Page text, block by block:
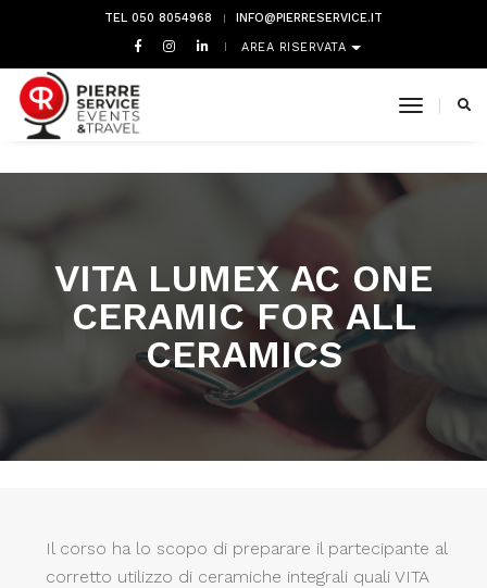
TEL 050 8054968 INFO@PIERRESERVICE.IT
AREA RISERVATA
toggle
VITA LUMEX AC ONE
CERAMIC FOR ALL
CERAMICS
Il corso ha lo scopo di preparare il partecipante al
corretto utilizzo di ceramiche integrali quali VITA